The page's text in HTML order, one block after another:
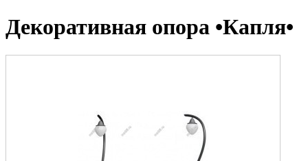
Декоративная опора •Капля•